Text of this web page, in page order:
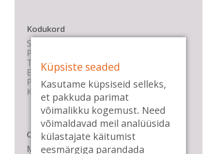
Kodukord
Stuudio sisekord
Privaatsustingimused
Tasemete kirjeldused
E-poe tingimused
Parkimise info
KKK
Casa de Baile
Me pühendume lõbusale olemisele,
Küpsiste seaded
Kasutame küpsiseid selleks,
et pakkuda parimat
võimalikku kogemust. Need
võimaldavad meil analüüsida
külastajate käitumist
eesmärgiga parandada